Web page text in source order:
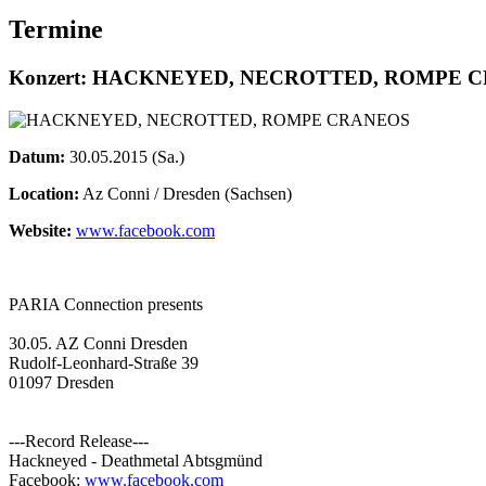
Termine
Konzert: HACKNEYED, NECROTTED, ROMPE
Datum: 30.05.2015 (Sa.)
Location: Az Conni / Dresden (Sachsen)
Website: www.facebook.com
PARIA Connection presents
30.05. AZ Conni Dresden
Rudolf-Leonhard-Straße 39
01097 Dresden
---Record Release---
Hackneyed - Deathmetal Abtsgmünd
Facebook: www.facebook.com